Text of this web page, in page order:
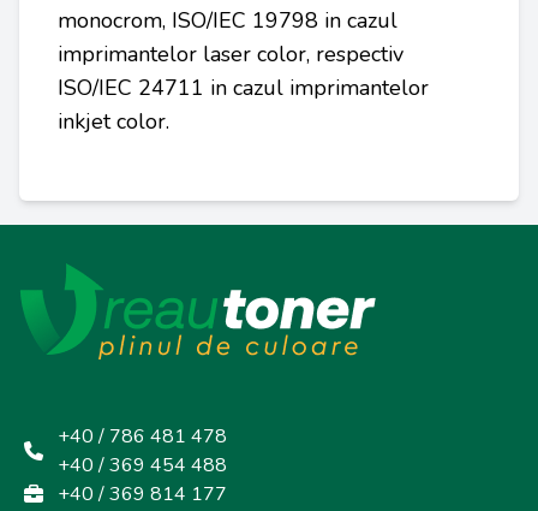
monocrom, ISO/IEC 19798 in cazul
imprimantelor laser color, respectiv
ISO/IEC 24711 in cazul imprimantelor
inkjet color.
+40 / 786 481 478
+40 / 369 454 488
+40 / 369 814 177